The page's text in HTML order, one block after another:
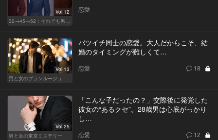
Vol.12
32→45→52：それでも男は完成しない。
恋愛
Vol.13
男と女のブランルージュ
バツイチ同士の恋愛。大人だからこそ、結
婚のタイミングが難しくて…
恋愛 18
Vol.25
男と女の東京ミステリー
「こんな子だったの？」交際後に発覚した
彼女の“あるクセ”。28歳男は心底がっかり
し…
恋愛 12